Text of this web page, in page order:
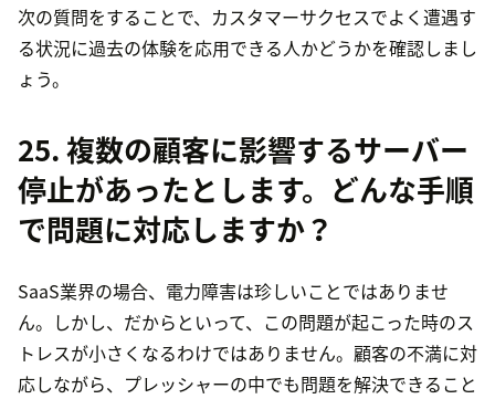
次の質問をすることで、カスタマーサクセスでよく遭遇す
る状況に過去の体験を応用できる人かどうかを確認しまし
ょう。
25. 複数の顧客に影響するサーバー
停止があったとします。どんな手順
で問題に対応しますか？
SaaS業界の場合、電力障害は珍しいことではありませ
ん。しかし、だからといって、この問題が起こった時のス
トレスが小さくなるわけではありません。顧客の不満に対
応しながら、プレッシャーの中でも問題を解決できること